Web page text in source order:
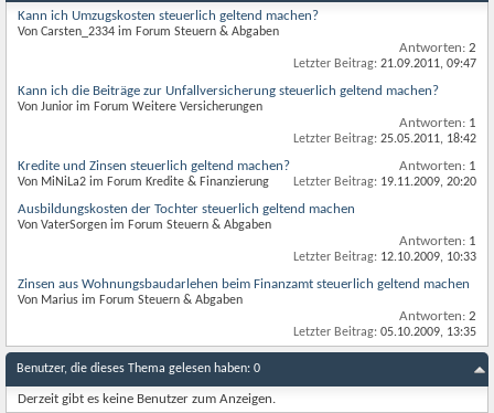
Kann ich Umzugskosten steuerlich geltend machen?
Von Carsten_2334 im Forum Steuern & Abgaben
Antworten: 2
Letzter Beitrag: 21.09.2011, 09:47
Kann ich die Beiträge zur Unfallversicherung steuerlich geltend machen?
Von Junior im Forum Weitere Versicherungen
Antworten: 1
Letzter Beitrag: 25.05.2011, 18:42
Kredite und Zinsen steuerlich geltend machen?
Von MiNiLa2 im Forum Kredite & Finanzierung
Antworten: 1
Letzter Beitrag: 19.11.2009, 20:20
Ausbildungskosten der Tochter steuerlich geltend machen
Von VaterSorgen im Forum Steuern & Abgaben
Antworten: 1
Letzter Beitrag: 12.10.2009, 10:33
Zinsen aus Wohnungsbaudarlehen beim Finanzamt steuerlich geltend machen
Von Marius im Forum Steuern & Abgaben
Antworten: 2
Letzter Beitrag: 05.10.2009, 13:35
Benutzer, die dieses Thema gelesen haben: 0
Derzeit gibt es keine Benutzer zum Anzeigen.